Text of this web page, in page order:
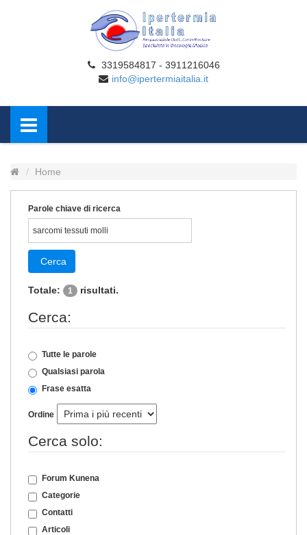
3319584817 - 3911216046
info@ipertermiaitalia.it
Home
Parole chiave di ricerca
Cerca
Totale: 1 risultati.
Cerca:
Tutte le parole
Qualsiasi parola
Frase esatta
Ordine
Cerca solo:
Forum Kunena
Categorie
Contatti
Articoli